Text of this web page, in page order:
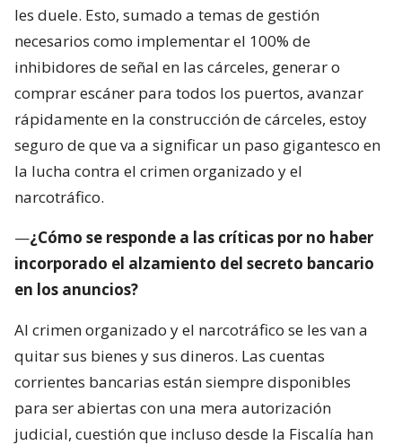
les duele. Esto, sumado a temas de gestión
necesarios como implementar el 100% de
inhibidores de señal en las cárceles, generar o
comprar escáner para todos los puertos, avanzar
rápidamente en la construcción de cárceles, estoy
seguro de que va a significar un paso gigantesco en
la lucha contra el crimen organizado y el
narcotráfico.
—¿Cómo se responde a las críticas por no haber
incorporado el alzamiento del secreto bancario
en los anuncios?
Al crimen organizado y el narcotráfico se les van a
quitar sus bienes y sus dineros. Las cuentas
corrientes bancarias están siempre disponibles
para ser abiertas con una mera autorización
judicial, cuestión que incluso desde la Fiscalía han